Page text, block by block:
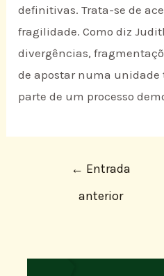
definitivas. Trata-se de
fragilidade. Como diz
divergências,
de apostar numa
parte de um processo
← Entrada
anterior